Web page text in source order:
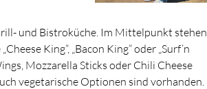
und Bistroküche. Im Mittelpunkt stehen
King“, „Bacon King“ oder „Surf’n
Mozzarella Sticks oder Chili Cheese
vegetarische Optionen sind vorhanden.